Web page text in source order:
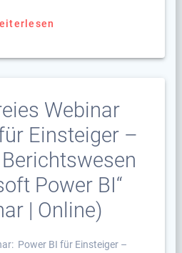
Webinar
Einsteiger –
Power BI“
| Online)
Power BI für Einsteiger –